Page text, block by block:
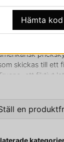
GHOST
Sniper: Ghost
av det
2010 i Europa
skickas till ett
ett fiktivt
störtade deras
en
Fråga oss
Hämta kod